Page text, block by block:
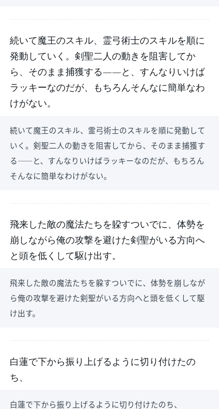
続いて魔王のスキル、霊弓術士のスキルを順に
発動していく。剣聖二人の動きを阻害してか
ら、そのまま捕獲する――と、すんなりいけば
ラッキーなのだが、もちろんそんなに簡単なわ
けがない。
続いて魔王のスキル、霊弓術士のスキルを順に発動して
いく。剣聖二人の動きを阻害してから、そのまま捕獲す
る――と、すんなりいけばラッキーなのだが、もちろん
そんなに簡単なわけがない。
飛来した敵の魔法たちを躱すついでに、体勢を
崩しながら俺の攻撃を避けた剣聖がいる方向へ
と頭を低くして駆け出す。
飛来した敵の魔法たちを躱すついでに、体勢を崩しなが
ら俺の攻撃を避けた剣聖がいる方向へと頭を低くして駆
け出す。
白蓮で下から振り上げるように切り付けたの
ち、
白蓮で下から振り上げるように切り付けたのち、